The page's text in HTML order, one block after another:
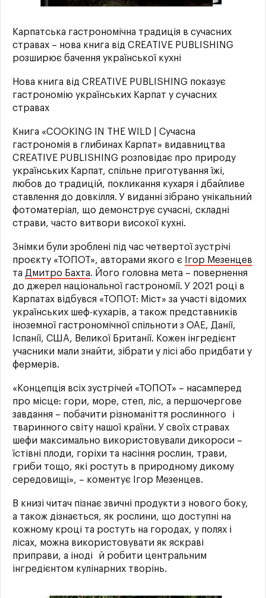
Карпатська гастрономічна традиція в сучасних
стравах – нова книга від CREATIVE PUBLISHING
розширює бачення української кухні
Нова книга від CREATIVE PUBLISHING показує
гастрономію українських Карпат у сучасних
стравах
Книга «COOKING IN THE WILD | Сучасна
гастрономія в глибинах Карпат» видавництва
CREATIVE PUBLISHING розповідає про природу
українських Карпат, спільне приготування їжі,
любов до традицій, покликання кухаря і дбайливе
ставлення до довкілля. У виданні зібрано унікальний
фотоматеріал, що демонструє сучасні, складні
страви, часто витвори високої кухні.
Знімки були зроблені під час четвертої зустрічі
проєкту «ТОПОТ», авторами якого є
Ігор Мезенцев
та Дмитро Бахта. Його головна мета – повернення
до джерел національної гастрономії. У 2021 році в
Карпатах відбувся «ТОПОТ: Міст» за участі відомих
українських шеф-кухарів, а також представників
іноземної гастрономічної спільноти з ОАЕ, Данії,
Іспанії, США, Великої Британії. Кожен інгредієнт
учасники мали знайти, зібрати у лісі або придбати у
фермерів.
«Концепція всіх зустрічей «ТОПОТ» – насамперед
про місце: гори, море, степ, ліс, а першочергове
завдання – побачити різноманіття рослинного і
тваринного світу нашої країни. У своїх стравах
шефи максимально використовували дикороси –
їстівні плоди, горіхи та насіння рослин, трави,
гриби тощо, які ростуть в природному дикому
середовищі», – коментує Ігор Мезенцев.
В книзі читач пізнає звичні продукти з нового боку,
а також дізнається, як рослини, що доступні на
кожному кроці та ростуть на городах, у полях і
лісах, можна використовувати як яскраві
приправи, а іноді й робити центральним
інгредієнтом кулінарних творінь.